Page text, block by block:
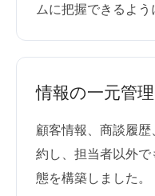
ムに把握できるよう
情報の一元管理
顧客情報、商談履
約し、担当者以外
態を構築しました。